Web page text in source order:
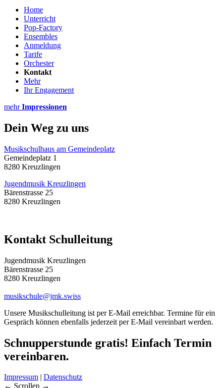
Home
Unterricht
Pop-Factory
Ensembles
Anmeldung
Tarife
Orchester
Kontakt
Mehr
Ihr Engagement
mehrImpressionen
Dein Weg zu uns
Musikschulhaus am Gemeindeplatz
Gemeindeplatz 1
8280 Kreuzlingen
Jugendmusik Kreuzlingen
Bärenstrasse 25
8280 Kreuzlingen
Kontakt Schulleitung
Jugendmusik Kreuzlingen
Bärenstrasse 25
8280 Kreuzlingen
musikschule@jmk.swiss
Unsere Musikschulleitung ist per E-Mail erreichbar. Termine für ein
Gespräch können ebenfalls jederzeit per E-Mail vereinbart werden.
Schnupperstunde gratis! Einfach Termin
vereinbaren.
Impressum | Datenschutz
← Scrollen →